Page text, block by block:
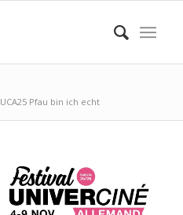
UCA25 Pfau bin ich echt